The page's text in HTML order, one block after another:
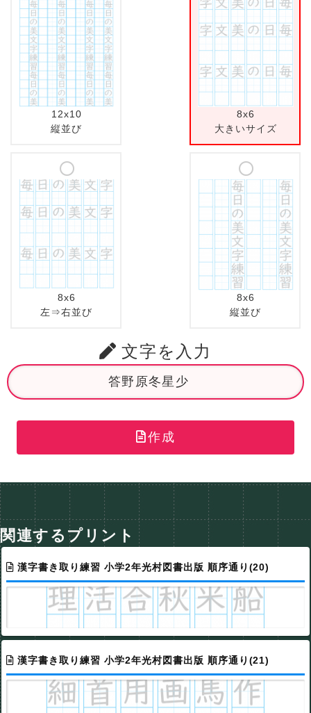
12x10
縦並び
8x6
大きいサイズ
8x6
左⇒右並び
8x6
縦並び
文字を入力
作成
関連するプリント
漢字書き取り練習 小学2年光村図書出版 順序通り(20)
漢字書き取り練習 小学2年光村図書出版 順序通り(21)